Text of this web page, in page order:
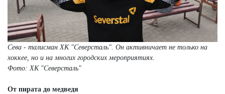
Сева - талисман ХК "Северсталь". Он активничает не только на
хоккее, но и на многих городских мероприятиях.
Фото: ХК "Северсталь"
От пирата до медведя